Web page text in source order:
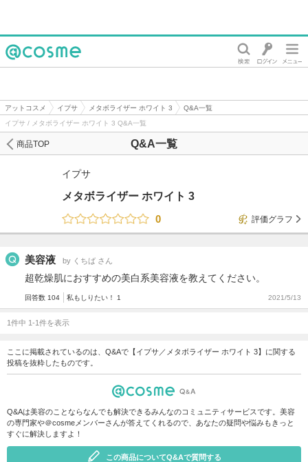
アットコスメ イプサ メタボライザー ホワイト 3
Q&A一覧
イプサ / メタボライザー ホワイト 3 Q&A一覧
Q&A一覧
商品TOP
イプサ
メタボライザー ホワイト 3
0
評価グラフ
美容液 by くちば さん
超乾燥肌におすすめの美白系美容液を教えてください。
回答数 104 私もしりたい！ 1 2021/5/13
1件中 1-1件を表示
ここに掲載されているのは、Q&Aで【イプサ／メタボライザー ホワイト 3】に関する
投稿を抜粋したものです。
Q&Aは美容のことならなんでも解決できるみんなのコミュニティサービスです。美容
の専門家や＠cosmeメンバーさんが答えてくれるので、あなたの疑問や悩みもきっと
すぐに解決しますよ！
この商品についてQ&Aで質問する